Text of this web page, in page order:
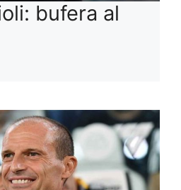
bufera al